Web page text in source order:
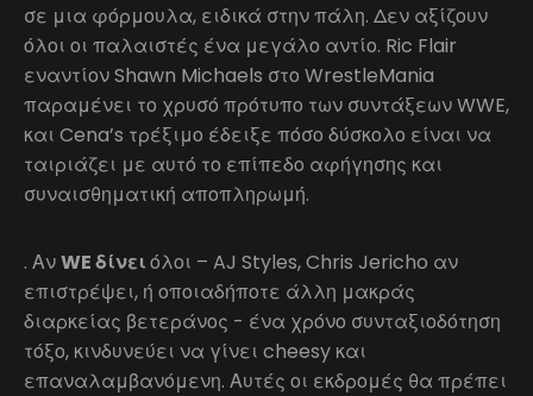
σε μια φόρμουλα, ειδικά στην πάλη. Δεν αξίζουν
όλοι οι παλαιστές ένα μεγάλο αντίο. Ric Flair
εναντίον Shawn Michaels στο WrestleMania
παραμένει το χρυσό πρότυπο των συντάξεων WWE,
και Cena’s τρέξιμο έδειξε πόσο δύσκολο είναι να
ταιριάζει με αυτό το επίπεδο αφήγησης και
συναισθηματική αποπληρωμή.
. ΑνWE δίνειόλοι – AJ Styles, Chris Jericho αν
επιστρέψει, ή οποιαδήποτε άλλη μακράς
διαρκείας βετεράνος - ένα χρόνο συνταξιοδότηση
τόξο, κινδυνεύει να γίνει cheesy και
επαναλαμβανόμενη. Αυτές οι εκδρομές θα πρέπει